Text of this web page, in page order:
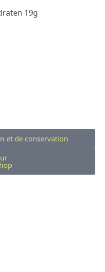
19g
et de conservation